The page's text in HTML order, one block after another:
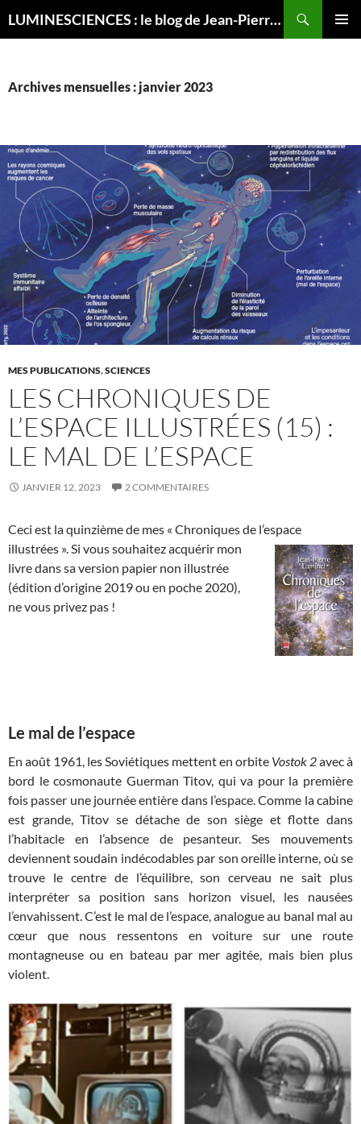
LUMINESCIENCES : le blog de Jean-Pierre LUMINET, astrophysicien
Archives mensuelles : janvier 2023
MES PUBLICATIONS,SCIENCES
LES CHRONIQUES DE
L’ESPACE ILLUSTRÉES (15) :
LE MAL DE L’ESPACE
JANVIER 12, 2023 2 COMMENTAIRES
Ceci est la quinzième de mes « Chroniques de l’espace
illustrées ». Si vous souhaitez acquérir mon
livre dans sa version papier non illustrée
(édition d’origine 2019 ou en poche 2020),
ne vous privez pas !
Le mal de l’espace
En août 1961, les Soviétiques mettent en orbite Vostok 2avec à
bord le cosmonaute Guerman Titov, qui va pour la première
fois passer une journée entière dans l’espace. Comme la cabine
est grande, Titov se détache de son siège et flotte dans
l’habitacle en l’absence de pesanteur. Ses mouvements
deviennent soudain indécodables par son oreille interne, où se
trouve le centre de l’équilibre, son cerveau ne sait plus
interpréter sa position sans horizon visuel, les nausées
l’envahissent. C’est le mal de l’espace, analogue au banal mal au
cœur que nous ressentons en voiture sur une route
montagneuse ou en bateau par mer agitée, mais bien plus
violent.